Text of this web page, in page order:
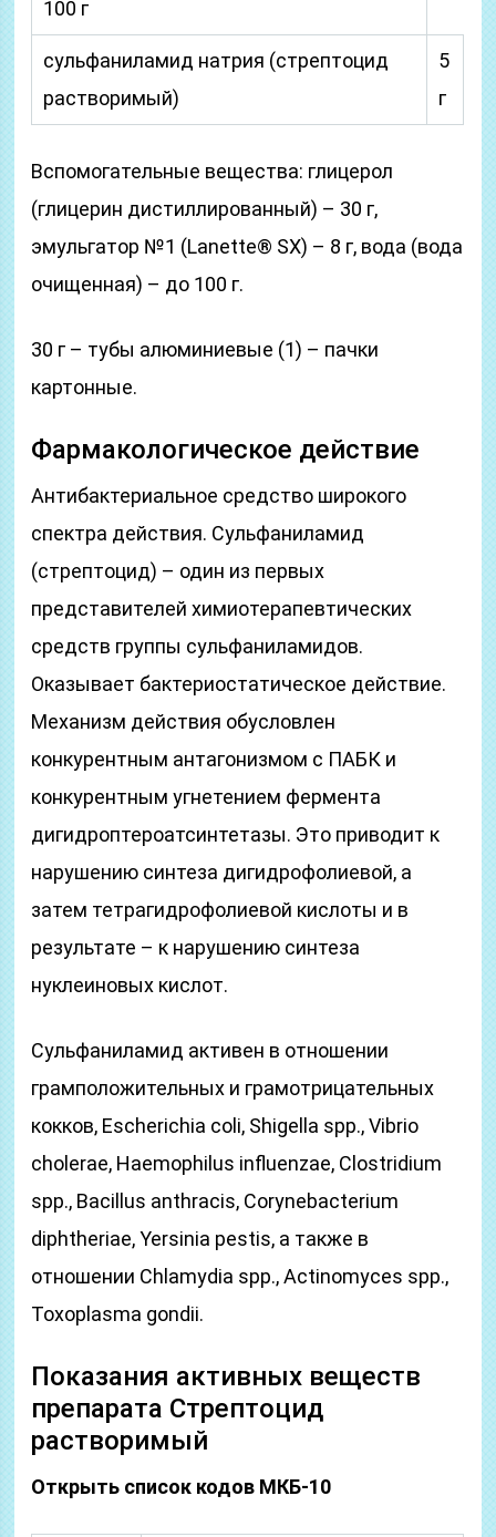
100 г
сульфаниламид натрия (стрептоцид
растворимый)
5
г
Вспомогательные вещества: глицерол
(глицерин дистиллированный) – 30 г,
эмульгатор №1 (Lanette® SX) – 8 г, вода (вода
очищенная) – до 100 г.
30 г – тубы алюминиевые (1) – пачки
картонные.
Фармакологическое действие
Антибактериальное средство широкого
спектра действия. Сульфаниламид
(стрептоцид) – один из первых
представителей химиотерапевтических
средств группы сульфаниламидов.
Оказывает бактериостатическое действие.
Механизм действия обусловлен
конкурентным антагонизмом с ПАБК и
конкурентным угнетением фермента
дигидроптероатсинтетазы. Это приводит к
нарушению синтеза дигидрофолиевой, а
затем тетрагидрофолиевой кислоты и в
результате – к нарушению синтеза
нуклеиновых кислот.
Сульфаниламид активен в отношении
грамположительных и грамотрицательных
кокков, Escherichia coli, Shigella spp., Vibrio
cholerae, Haemophilus influenzae, Clostridium
spp., Bacillus anthracis, Corynebacterium
diphtheriae, Yersinia pestis, а также в
отношении Chlamydia spp., Actinomyces spp.,
Toxoplasma gondii.
Показания активных веществ
препарата Стрептоцид
растворимый
Открыть список кодов МКБ-10